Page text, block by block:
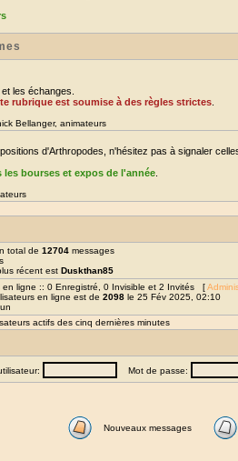
les échanges.
rubrique est soumise à des règles strictes
Bellanger, animateurs
d'Arthropodes, n'hésitez pas à signaler
bourses et expos de l'année
total de 12704 messages
récent est Duskthan85
en ligne :: 0 Enregistré, 0 Invisible et 2 Invités [
en ligne est de 2098 le 25 Fév 2025, 02:10
actifs des cinq dernières minutes
Mot de passe:
Nouveaux messages